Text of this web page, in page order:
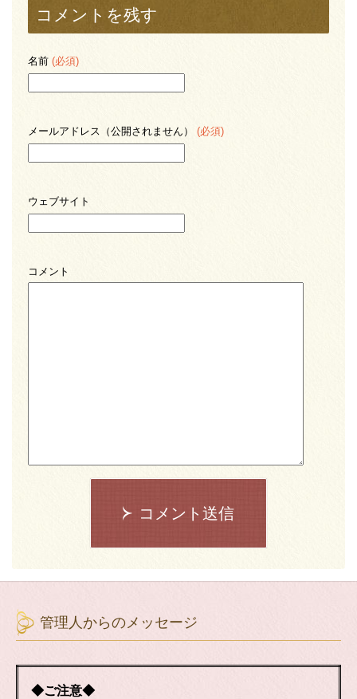
コメントを残す
名前 (必須)
メールアドレス（公開されません） (必須)
ウェブサイト
コメント
コメント送信
管理人からのメッセージ
◆ご注意◆